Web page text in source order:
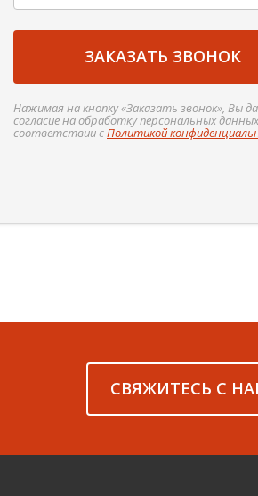
ЗАКАЗАТЬ ЗВОНОК
Нажимая на кнопку «Заказать звонок», Вы
согласие на обработку персональных
соответствии сПолитикой
СВЯЖИТЕСЬ С